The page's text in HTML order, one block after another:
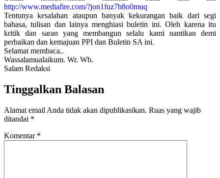
http://www.mediafire.com/?jon1fuz7h8o0muq
Tentunya kesalahan ataupun banyak kekurangan baik dari segi
bahasa, tulisan dan lainya menghiasi buletin ini. Oleh karena itu
kritik dan saran yang membangun selalu kami nantikan demi
perbaikan dan kemajuan PPI dan Buletin SA ini.
Selamat membaca..
Wassalamualaikum. Wr. Wb.
Salam Redaksi
Tinggalkan Balasan
Alamat email Anda tidak akan dipublikasikan. Ruas yang wajib
ditandai *
Komentar *